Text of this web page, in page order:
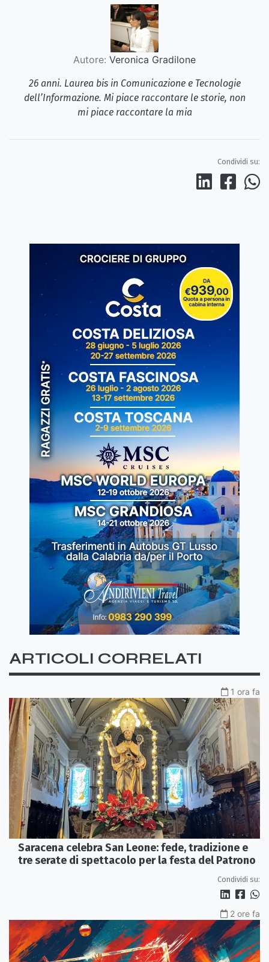
Autore: Veronica Gradilone
26 anni. Laurea bis in Comunicazione e Tecnologie
dell’Informazione. Mi piace raccontare le storie, non
mi piace raccontare la mia
Condividi su:
ARTICOLI CORRELATI
1 ora fa
Saracena celebra San Leone: fede, tradizione e
tre serate di spettacolo per la festa del Patrono
Condividi su:
2 ore fa